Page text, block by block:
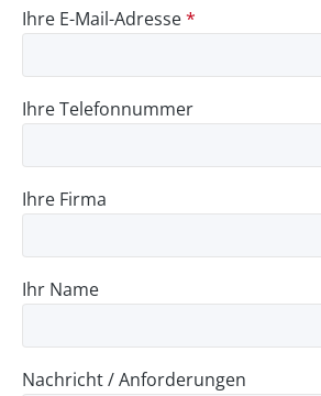
Ihre E-Mail-Adresse*
Ihre Telefonnummer
Ihre Firma
Ihr Name
Nachricht / Anforderungen